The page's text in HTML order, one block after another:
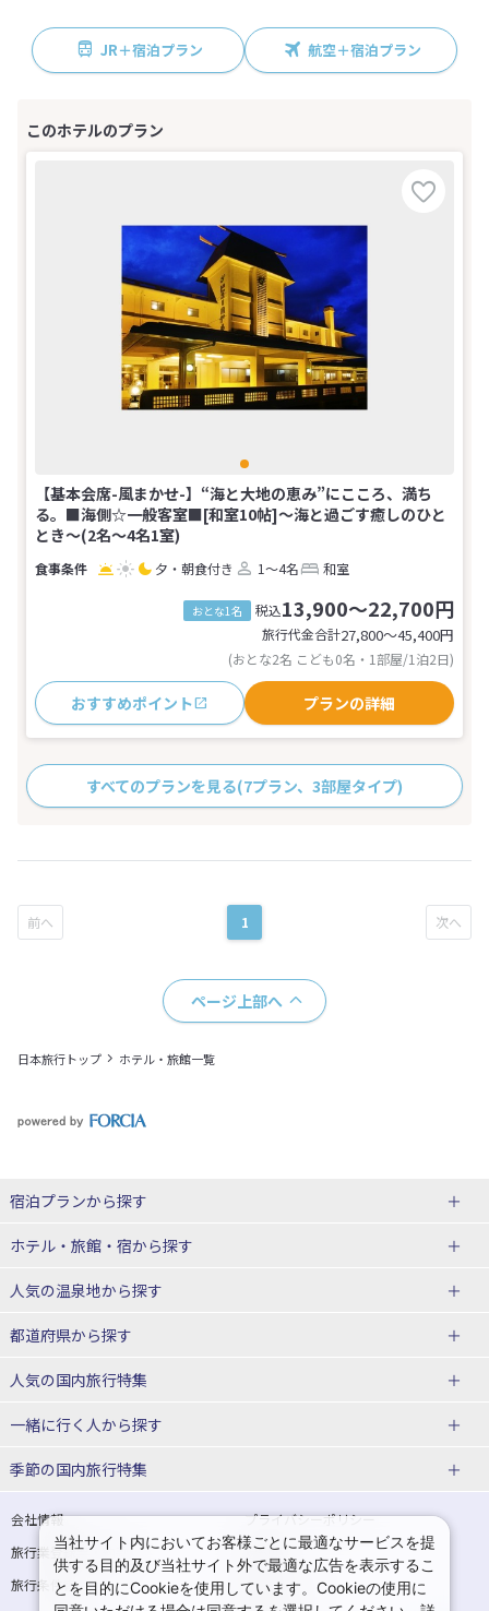
JR＋宿泊プラン 航空＋宿泊プラン
【基本会席-風まかせ-】“海と大地の恵み”にこころ、満ち
る。■海側☆一般客室■[和室10帖]～海と過ごす癒しのひと
とき～(2名～4名1室)
夕・朝食付き 1～4名 和室
おとな1名 税込13,900～22,700円
旅行代金合計27,800〜45,400円
(おとな2名 こども0名・1部屋/1泊2日)
おすすめポイント プランの詳細
すべてのプランを見る(7プラン、3部屋タイプ)
1
ページ上部へ
日本旅行トップ ホテル・旅館一覧
宿泊プランから探す
北海道
東北
青森県
宮城県
山形県
関東
埼玉県 千葉県
茨城県 栃木県
ホテル・旅館・宿から探す
北海道ホテル・旅館
青森県ホテル・旅館
宮城県ホテル・旅館
山形県ホテル・旅館
東京都ホテル・旅館 神奈川県ホテル・旅館
埼玉県ホテル・旅館 千葉県ホテル・旅館
人気の温泉地から探す
北海道
湯の川温泉(北海道)
十勝川温泉(北海道)
洞爺湖温泉(北海道)
層雲峡温泉(北海道)
東北
花巻温泉(岩手) 蔵王温泉(山形)
都道府県から探す
北海道旅行・ツアー
東北
青森旅行・ツアー 岩手旅行・ツアー
宮城旅行・ツアー 秋田旅行・ツアー
山形旅行・ツアー 福島旅行・ツアー
人気の国内旅行特集
東京ディズニーリゾート®への旅
ユニバーサル・スタジオ・ジャパ
一緒に行く人から探す
一人旅 国内版
カップル・夫婦旅行 国内版 女子旅 国内版
卒業旅行・学生旅行 国内版
季節の国内旅行特集
桜・お花見特集
ゴールデンウィーク（GW）の国内
旅行
夏休み・お盆の国内旅行 7月の国内旅行
会社情報
プライバシーポリシー
旅行業登録票・約款
規約集
旅行条件書
商標について
当社サイト内においてお客様ごとに最適なサービスを提
供する目的及び当社サイト外で最適な広告を表示するこ
とを目的にCookieを使用しています。Cookieの使用に